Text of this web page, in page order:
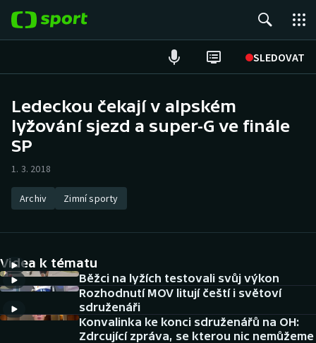
SLEDOVAT
Hokej
Atletika
DALŠÍ SPORTY
Americký fotbal
Baseball a softbal
NEPŘEHLÉDNĚTE
Ledeckou čekají v alpském
lyžování sjezd a super-G ve finále
SP
1. 3. 2018
Archiv Zimní sporty
Videa k tématu
Běžci na lyžích testovali svůj výkon
Rozhodnutí MOV litují čeští i světoví
sdruženáři
Konvalinka ke konci sdruženářů na OH:
Zdrcující zpráva, se kterou nic nemůžeme